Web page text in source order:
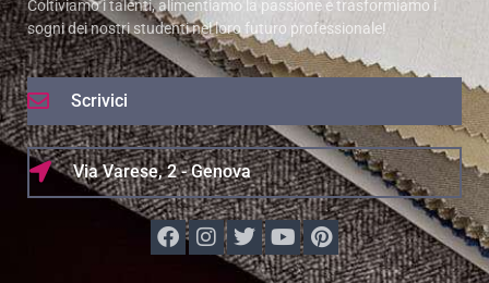
Coltiviamo i talenti, alimentiamo la passione e trasformiamo i
sogni dei nostri studenti nel loro futuro professionale!
Scrivici
Via Varese, 2 - Genova